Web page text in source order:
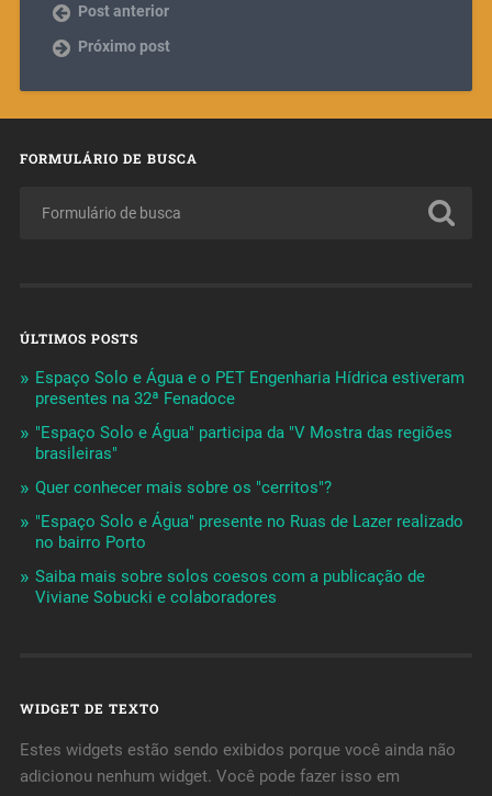
Post anterior
Próximo post
FORMULÁRIO DE BUSCA
ÚLTIMOS POSTS
Espaço Solo e Água e o PET Engenharia Hídrica estiveram
presentes na 32ª Fenadoce
"Espaço Solo e Água" participa da "V Mostra das regiões
brasileiras"
Quer conhecer mais sobre os "cerritos"?
"Espaço Solo e Água" presente no Ruas de Lazer realizado
no bairro Porto
Saiba mais sobre solos coesos com a publicação de
Viviane Sobucki e colaboradores
WIDGET DE TEXTO
Estes widgets estão sendo exibidos porque você ainda não
adicionou nenhum widget. Você pode fazer isso em